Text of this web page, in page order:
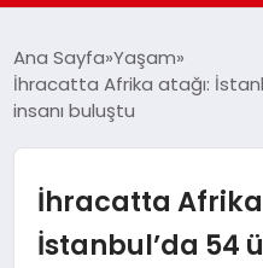
GÜNDEM
EĞITIM
Ana Sayfa Yaşam
İhracatta Afrika atağı:
insanı buluştu
İhracatta Afrika
İstanbul’da 54